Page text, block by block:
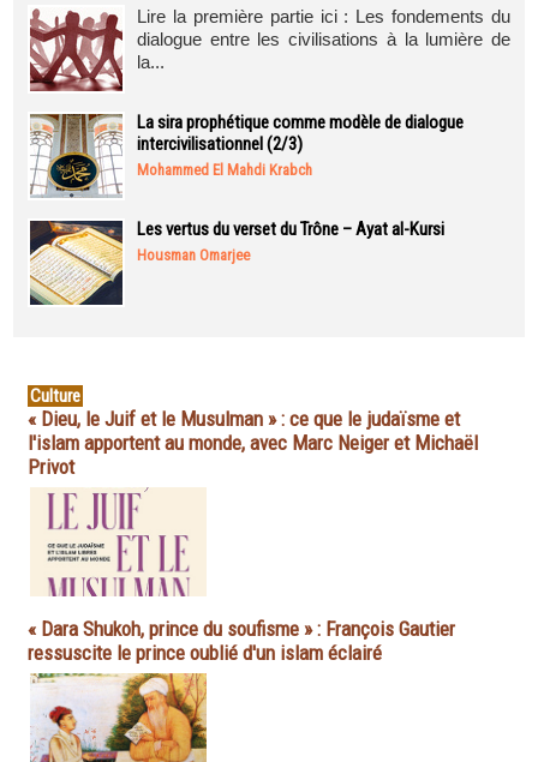
Lire la première partie ici : Les fondements du
dialogue entre les civilisations à la lumière de
la...
La sira prophétique comme modèle de dialogue
intercivilisationnel (2/3)
Mohammed El Mahdi Krabch
Les vertus du verset du Trône – Ayat al-Kursi
Housman Omarjee
Culture
« Dieu, le Juif et le Musulman » : ce que le judaïsme et
l'islam apportent au monde, avec Marc Neiger et Michaël
Privot
« Dara Shukoh, prince du soufisme » : François Gautier
ressuscite le prince oublié d'un islam éclairé